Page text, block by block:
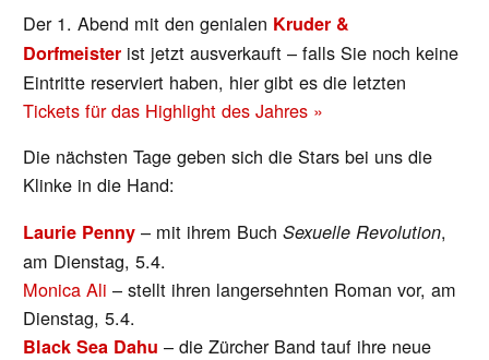
Der 1. Abend mit den genialen Kruder &
Dorfmeister ist jetzt ausverkauft – falls Sie noch keine
Eintritte reserviert haben, hier gibt es die letzten
Tickets für das Highlight des Jahres »
Die nächsten Tage geben sich die Stars bei uns die
Klinke in die Hand:
Laurie Penny – mit ihrem BuchSexuelle Revolution,
am Dienstag, 5.4.
Monica Ali – stellt ihren langersehnten Roman vor, am
Dienstag, 5.4.
Black Sea Dahu – die Zürcher Band tauf ihre neue